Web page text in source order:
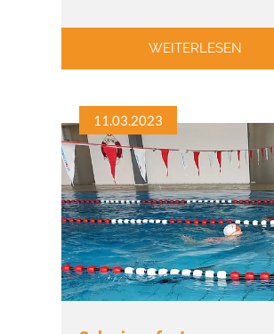
WEITERLESEN
11.03.2023